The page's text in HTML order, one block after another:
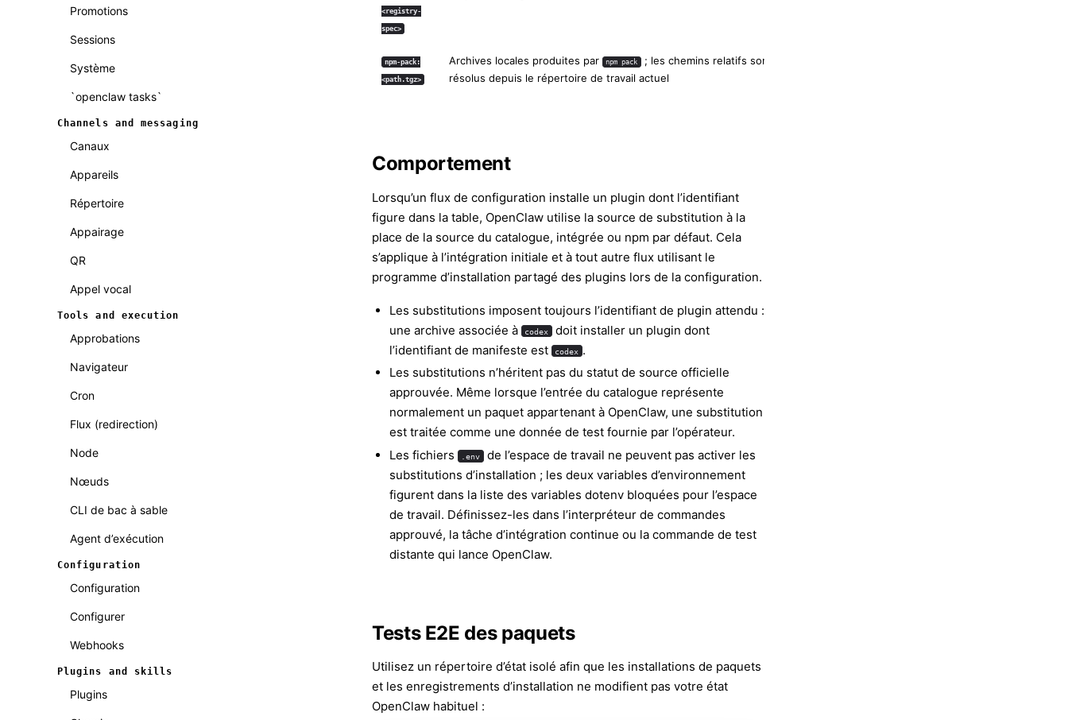
Promotions
Sessions
Système
`openclaw tasks`
Channels and messaging
Canaux
Appareils
Répertoire
Appairage
QR
Appel vocal
Tools and execution
Approbations
Navigateur
Cron
Flux (redirection)
Node
Nœuds
CLI de bac à sable
Agent d’exécution
Configuration
Configuration
Configurer
Webhooks
Plugins and skills
Plugins
<registry-
spec>
npm-pack:
<path.tgz>
Archives locales produites par npm pack ; les chemins relatifs sont
résolus depuis le répertoire de travail actuel
Comportement
Lorsqu’un flux de configuration installe un plugin dont l’identifiant
figure dans la table, OpenClaw utilise la source de substitution à la
place de la source du catalogue, intégrée ou npm par défaut. Cela
s’applique à l’intégration initiale et à tout autre flux utilisant le
programme d’installation partagé des plugins lors de la configuration.
Les substitutions imposent toujours l’identifiant de plugin attendu :
une archive associée à
codex
doit installer un plugin dont
l’identifiant de manifeste est
codex .
Les substitutions n’héritent pas du statut de source officielle
approuvée. Même lorsque l’entrée du catalogue représente
normalement un paquet appartenant à OpenClaw, une substitution
est traitée comme une donnée de test fournie par l’opérateur.
Les fichiers
.env
de l’espace de travail ne peuvent pas activer les
substitutions d’installation ; les deux variables d’environnement
figurent dans la liste des variables dotenv bloquées pour l’espace
de travail. Définissez-les dans l’interpréteur de commandes
approuvé, la tâche d’intégration continue ou la commande de test
distante qui lance OpenClaw.
Tests E2E des paquets
Utilisez un répertoire d’état isolé afin que les installations de paquets
et les enregistrements d’installation ne modifient pas votre état
OpenClaw habituel :